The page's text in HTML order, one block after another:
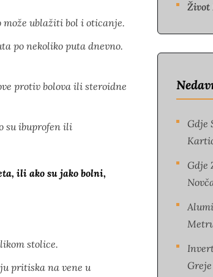
može ublažiti bol i oticanje.
po nekoliko puta dnevno.
protiv bolova ili steroidne
su ibuprofen ili
ili ako su jako bolni,
stolice.
pritiska na vene u
Život
Gdje
Gdje
Greje